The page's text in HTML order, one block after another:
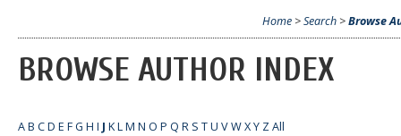
Home >Search >Browse
BROWSE AUTHOR INDEX
AB CD E FG H I J KLM N O P Q R S TU VWXY ZAll